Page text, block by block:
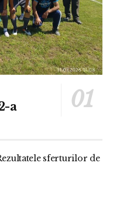
a
sferturilor de